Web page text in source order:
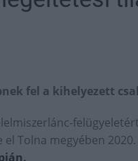
fel a kihelyezett
Tolna megyében